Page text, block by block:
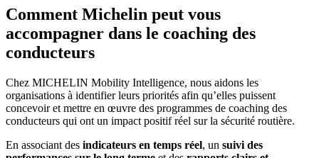
Comment Michelin peut vous
accompagner dans le coaching des
conducteurs
Chez MICHELIN Mobility Intelligence, nous aidons les
organisations à identifier leurs priorités afin qu’elles puissent
concevoir et mettre en œuvre des programmes de coaching des
conducteurs qui ont un impact positif réel sur la sécurité routière.
En associant des indicateurs en temps réel, un suivi des